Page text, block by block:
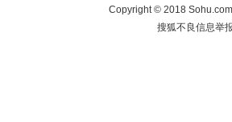
Copyright©2018
搜狐不良信息举